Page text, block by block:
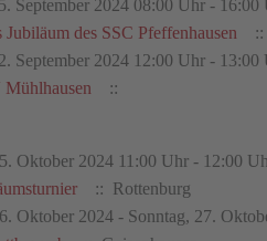
September 2024 08:00 Uhr - 16:00
Jubiläum des SSC Pfeffenhausen
::
September 2024 12:00 Uhr - 13:00
::
Oktober 2024 11:00 Uhr - 12:00
:: Rottenburg
Oktober 2024 - Sonntag, 27.